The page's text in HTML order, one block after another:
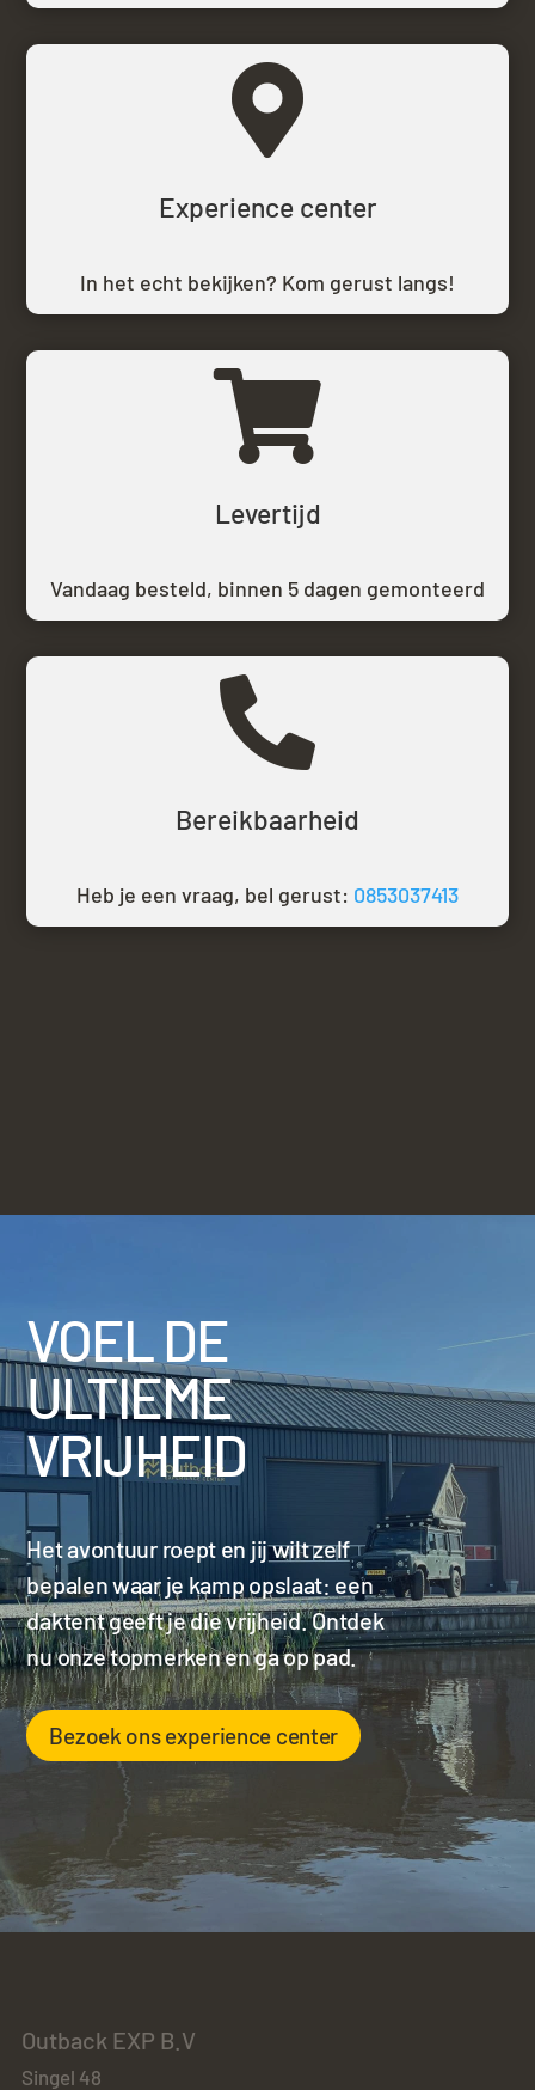

Experience center
In het echt bekijken? Kom gerust langs!

Levertijd
Vandaag besteld, binnen 5 dagen gemonteerd

Bereikbaarheid
Heb je een vraag, bel gerust: 0853037413
VOEL DE
ULTIEME
VRIJHEID
Het avontuur roept en jij wilt zelf
bepalen waar je kamp opslaat: een
daktent geeft je die vrijheid. Ontdek
nu onze topmerken en ga op pad.
Bezoek ons experience center
Outback EXP B.V
Singel 48